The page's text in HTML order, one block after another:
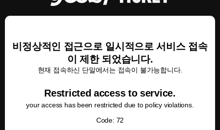
비정상적인 접근으로 일시적으로 서비스 접속
이 제한 되었습니다.
현재 접속하신 단말에서는 접속이 불가능합니다.
Restricted access to service.
your access has been restricted due to policy violations.
Code: 72